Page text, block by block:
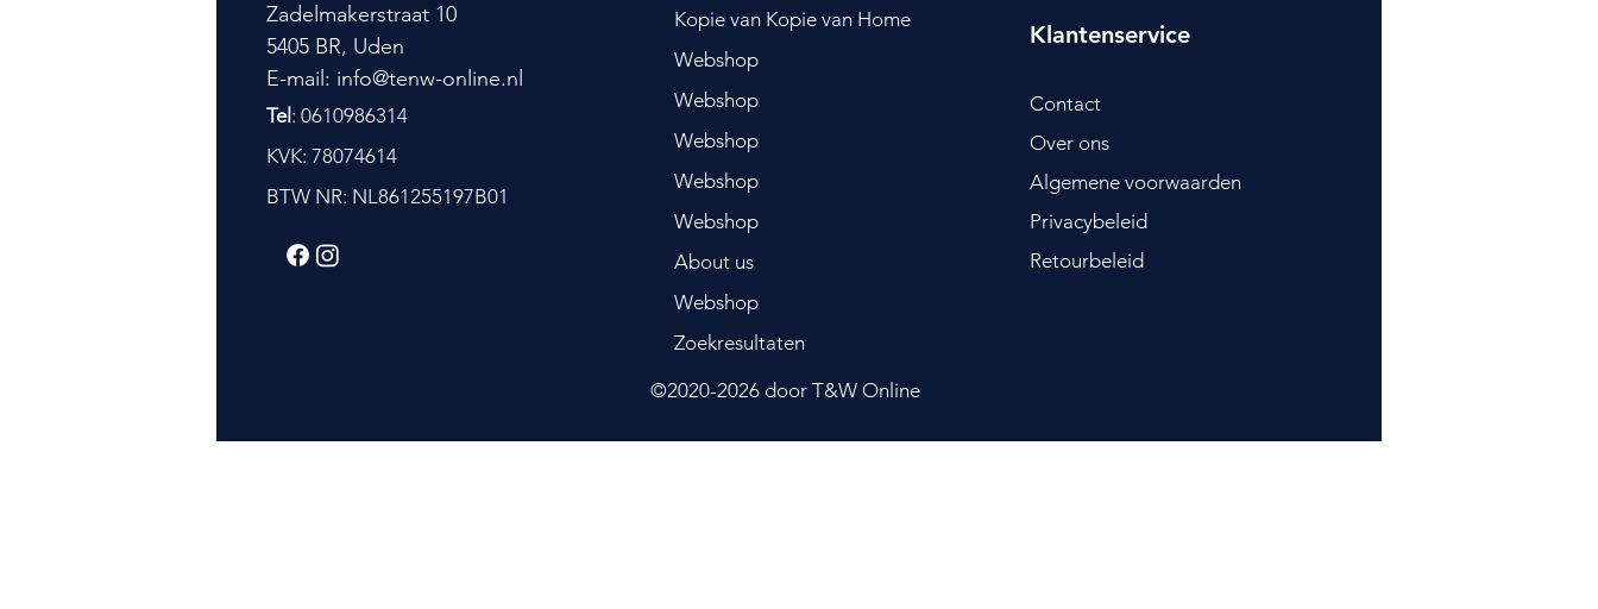
Zadelmakerstraat 10
5405 BR, Uden
E-mail: info@tenw-online.nl
Tel : 0610986314
KVK: 78074614
BTW NR: NL861255197B01
Kopie van Kopie van Home
Webshop
Webshop
Webshop
Webshop
Webshop
About us
Webshop
Zoekresultaten
Klantenservice
Contact
Over ons
Algemene voorwaarden
Privacybeleid
Retourbeleid
©2020-2026 door T&W Online